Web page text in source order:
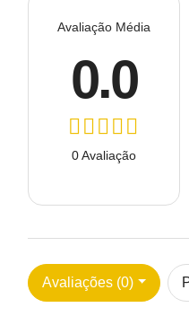
Avaliação Média
0.0
0 Avaliação
Avaliações (0)